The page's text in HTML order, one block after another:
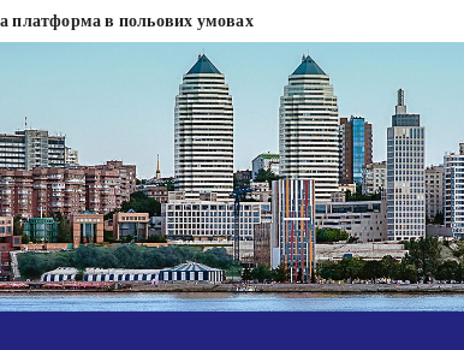
платформа в польових умовах
міськради Дніпра — ЗМІ
нелегального бізнесу, збагатився під час війни — ЗМІ
записали звернення про ситуацію на фронті
Безугла закликає валити Сирського
моду
керівництва армії